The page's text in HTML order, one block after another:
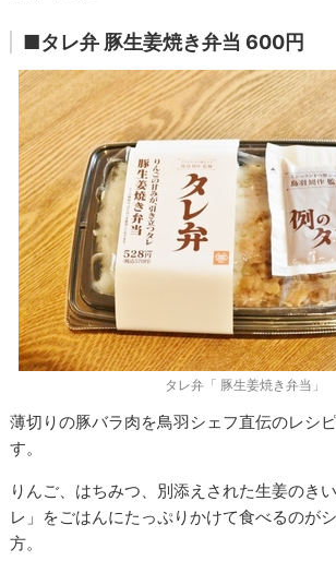
■タレ弁 豚生姜焼き弁当 600円
タレ弁「 豚生姜焼き弁当」
薄切りの豚バラ肉を鳥羽シェフ直伝のレシ
す。
りんご、はちみつ、別添えされた生姜のき
レ」をごはんにたっぷりかけて食べるのが
方。